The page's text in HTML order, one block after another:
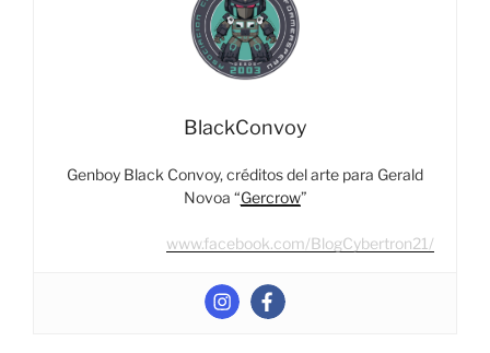
BlackConvoy
Genboy Black Convoy, créditos del arte para Gerald
Novoa “Gercrow”
www.facebook.com/BlogCybertron21/